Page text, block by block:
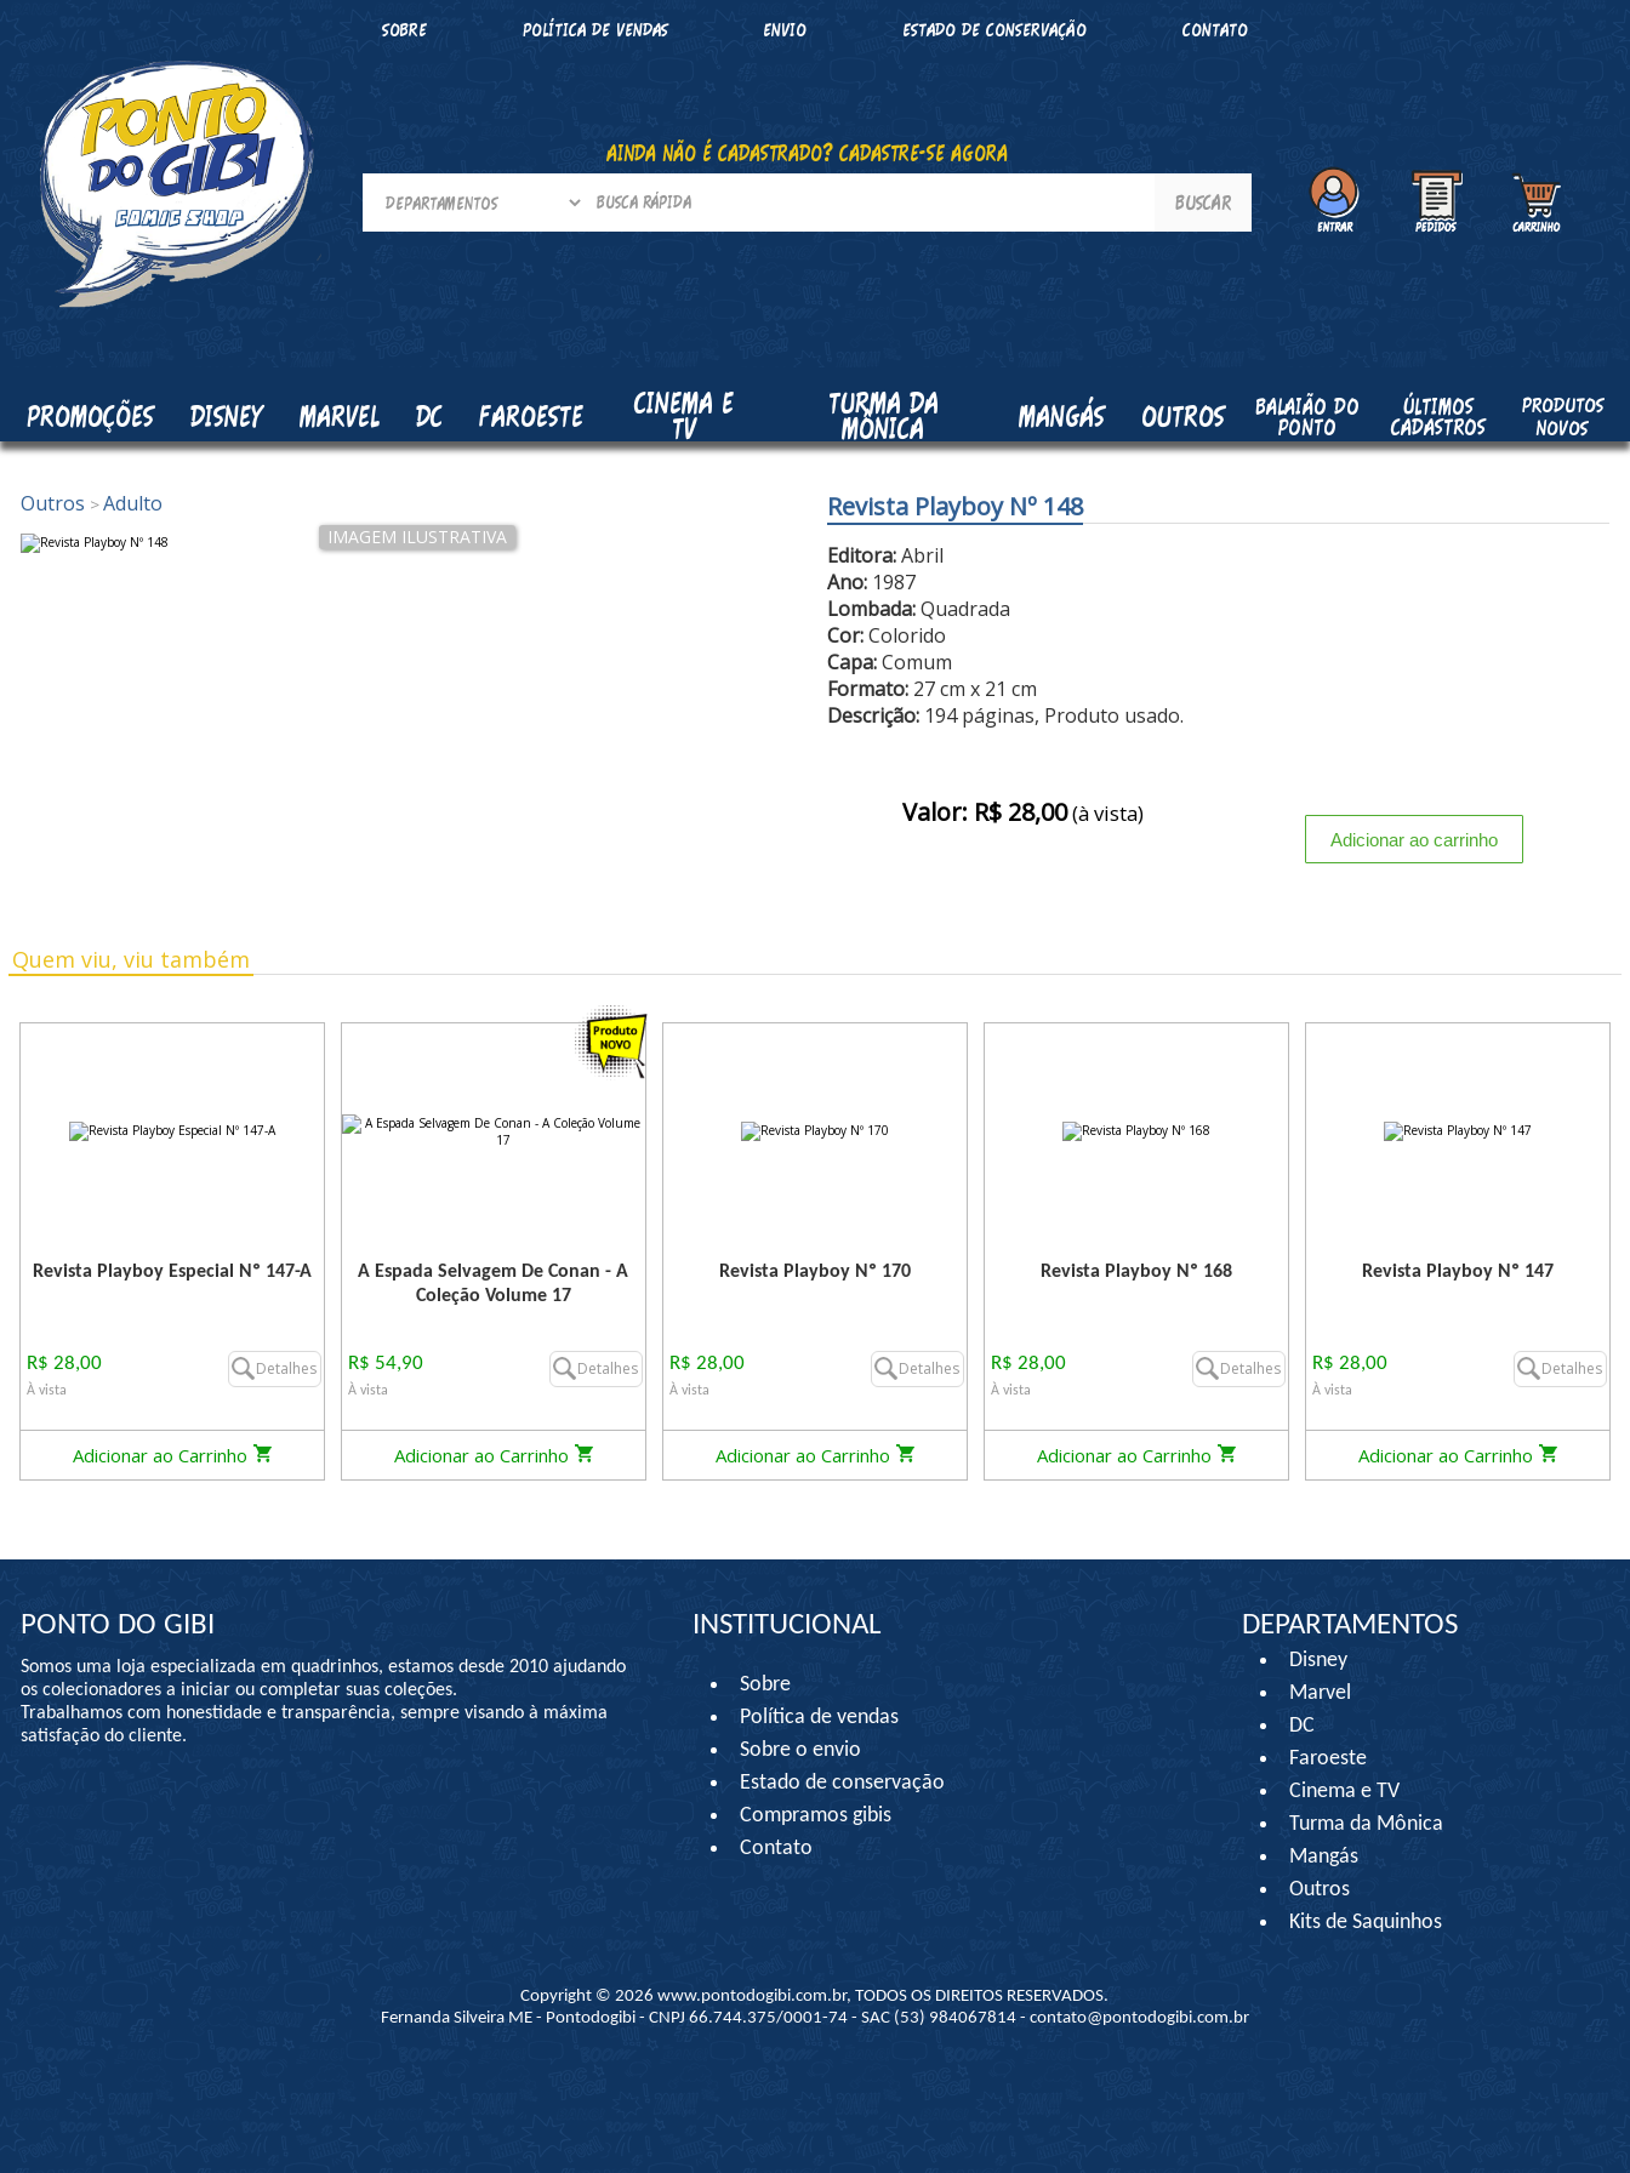
SOBRE POLÍTICA DE VENDAS ENVIO ESTADO DE CONSERVAÇÃO CONTATO
AINDA NÃO É CADASTRADO? CADASTRE-SE AGORA
PROMOÇÕES DISNEY MARVEL DC FAROESTE CINEMA E
TV
TURMA DA
MÔNICA MANGÁS OUTROS BALAIÃO DO
PONTO
ÚLTIMOS
CADASTROS
PRODUTOS
NOVOS
Outros >Adulto Revista Playboy Nº 148
Editora:Abril
Ano:1987
Lombada:Quadrada
Cor:Colorido
Capa:Comum
Formato:27 cm x 21 cm
Descrição: 194 páginas, Produto usado.
Valor: R$ 28,00(à vista)
Quem viu, viu também
Revista Playboy Especial Nº 147-A
R$ 28,00
À vista
Detalhes
Adicionar ao Carrinho
A Espada Selvagem De Conan - A
Coleção Volume 17
R$ 54,90
À vista
Detalhes
Adicionar ao Carrinho
Revista Playboy Nº 170
R$ 28,00
À vista
Detalhes
Adicionar ao Carrinho
Revista Playboy Nº 168
R$ 28,00
À vista
Detalhes
Adicionar ao Carrinho
Revista Playboy Nº 147
R$ 28,00
À vista
Detalhes
Adicionar ao Carrinho
PONTO DO GIBI
Somos uma loja especializada em quadrinhos, estamos desde 2010 ajudando
os colecionadores a iniciar ou completar suas coleções.
Trabalhamos com honestidade e transparência, sempre visando à máxima
satisfação do cliente.
INSTITUCIONAL
Sobre
Política de vendas
Sobre o envio
Estado de conservação
Compramos gibis
Contato
DEPARTAMENTOS
Disney
Marvel
DC
Faroeste
Cinema e TV
Turma da Mônica
Mangás
Outros
Kits de Saquinhos
Copyright © 2026 www.pontodogibi.com.br, TODOS OS DIREITOS RESERVADOS.
Fernanda Silveira ME - Pontodogibi - CNPJ 66.744.375/0001-74 - SAC (53) 984067814 - contato@pontodogibi.com.br